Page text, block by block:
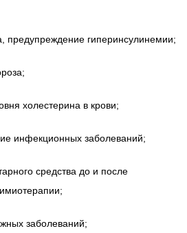
предупреждение гиперинсулинемии;
холестерина в крови;
инфекционных заболеваний;
средства до и после
заболеваний;